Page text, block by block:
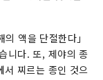
액을 단절한다」
니다. 또, 제야의 종
찌르는 종인 것으